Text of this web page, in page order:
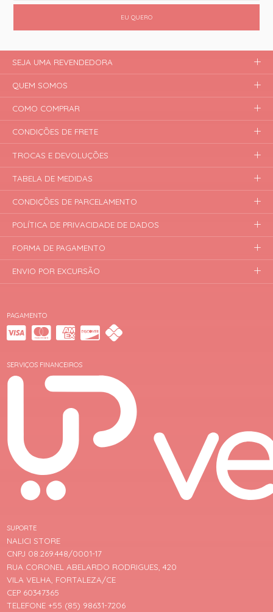
EU QUERO
PAGAMENTO
SERVIÇOS FINANCEIROS
SUPORTE
NALICI STORE
CNPJ 08.269.448/0001-17
RUA CORONEL ABELARDO RODRIGUES, 420
VILA VELHA, FORTALEZA/CE
CEP 60347365
TELEFONE +55 (85) 98631-7206
SEJA UMA REVENDEDORA
QUEM SOMOS
COMO COMPRAR
CONDIÇÕES DE FRETE
TROCAS E DEVOLUÇÕES
TABELA DE MEDIDAS
CONDIÇÕES DE PARCELAMENTO
POLÍTICA DE PRIVACIDADE DE DADOS
FORMA DE PAGAMENTO
ENVIO POR EXCURSÃO